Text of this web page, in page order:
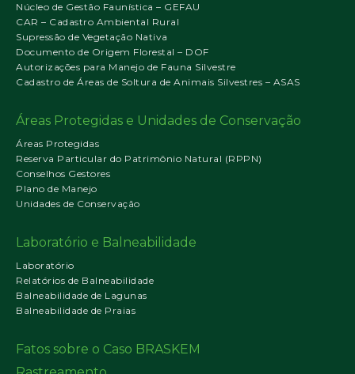
Núcleo de Gestão Faunística – GEFAU
CAR – Cadastro Ambiental Rural
Supressão de Vegetação Nativa
Documento de Origem Florestal – DOF
Autorizações para Manejo de Fauna Silvestre
Cadastro de Áreas de Soltura de Animais Silvestres – ASAS
Áreas Protegidas e Unidades de Conservação
Áreas Protegidas
Reserva Particular do Patrimônio Natural (RPPN)
Conselhos Gestores
Plano de Manejo
Unidades de Conservação
Laboratório e Balneabilidade
Laboratório
Relatórios de Balneabilidade
Balneabilidade de Lagunas
Balneabilidade de Praias
Fatos sobre o Caso BRASKEM